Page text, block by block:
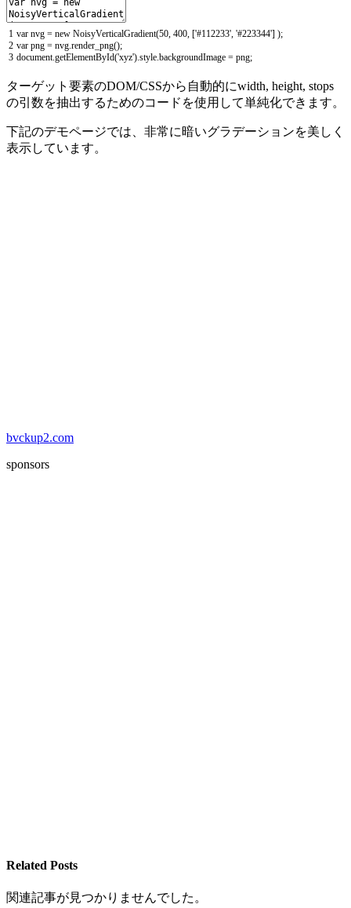
1
2
3
var nvg = new NoisyVerticalGradient(50, 400, ['#112233', '#223344'] );
var png = nvg.render_png();
document.getElementById('xyz').style.backgroundImage = png;
ターゲット要素のDOM/CSSから自動的にwidth, height, stops
の引数を抽出するためのコードを使用して単純化できます。
下記のデモページでは、非常に暗いグラデーションを美しく
表示しています。
bvckup2.com
sponsors
Related Posts
関連記事が見つかりませんでした。